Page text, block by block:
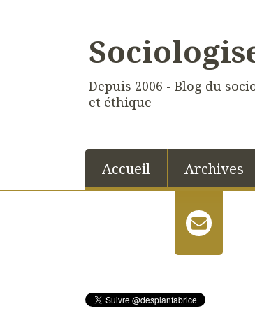
Depuis 2006 - Blog du
et éthique
Accueil Archives